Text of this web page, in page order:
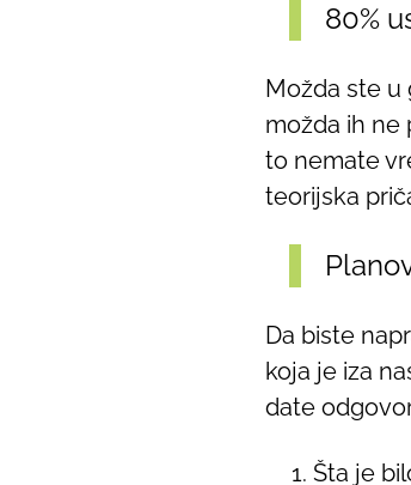
80%
Možda ste u
možda ih ne
to nemate
teorijska
Da biste
koja je iza
date
Šta je